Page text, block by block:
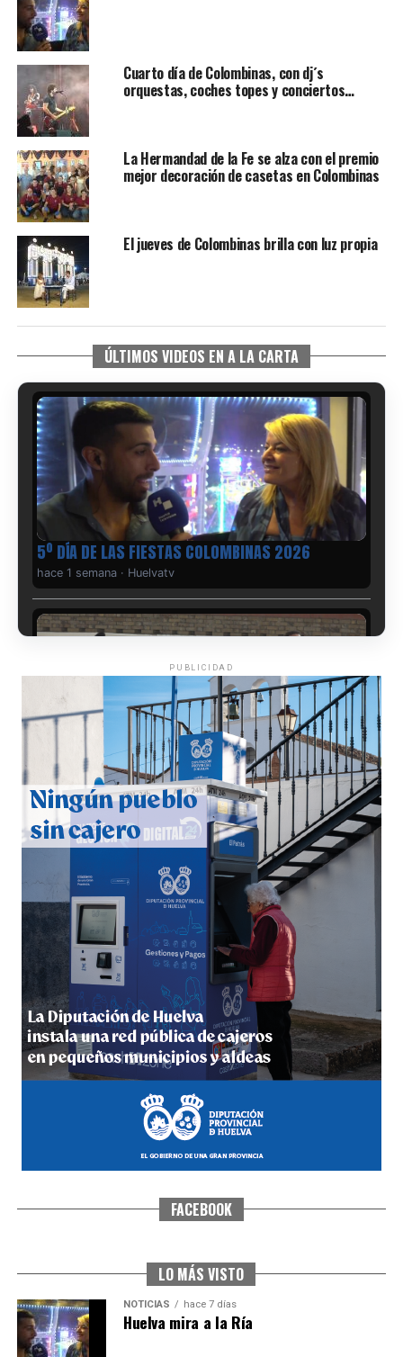
Cuarto día de Colombinas, con dj´s
orquestas, coches topes y conciertos…
La Hermandad de la Fe se alza con el premio
mejor decoración de casetas en Colombinas
El jueves de Colombinas brilla con luz propia
ÚLTIMOS VIDEOS EN A LA CARTA
5º DÍA DE LAS FIESTAS COLOMBINAS 2026
hace 1 semana · Huelvatv
CUARTA CORRIDA DE LAS FIESTAS COLOMBINAS
2026
hace 1 semana ·Huelvatv
4º DÍA DE LAS FIESTAS COLOMBINAS 2026
hace 1 semana·Huelvatv
SEXTA CORRIDA DE LAS FIESTAS COLOMBINAS
PUBLICIDAD
FACEBOOK
LO MÁS VISTO
NOTICIAS hace 7 días
Huelva mira a la Ría